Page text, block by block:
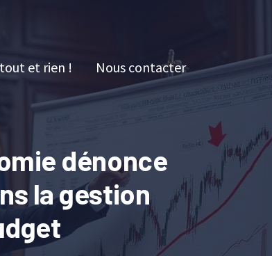
et rien ! Nous contacter
dénonce
la gestion